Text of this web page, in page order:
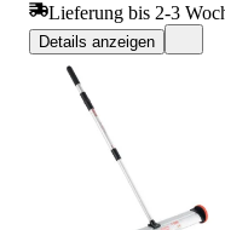
Lieferung bis 2-3
Details anzeigen